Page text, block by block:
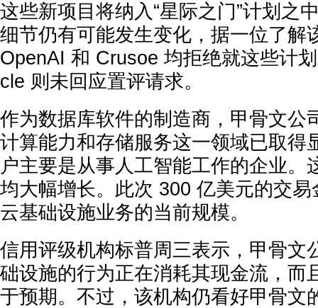
这些新项目将纳入“星际之门”计划之
细节仍有可能发生变化，据一位了解
OpenAI 和 Crusoe 均拒绝就这些计
cle 则未回应置评请求。
作为数据库软件的制造商，甲骨文公
计算能力和存储服务这一领域已取得
户主要是从事人工智能工作的企业。
均大幅增长。此次 300 亿美元的交
云基础设施业务的当前规模。
信用评级机构标普周三表示，甲骨文
础设施的行为正在消耗其现金流，而
于预期。不过，该机构仍看好甲骨文